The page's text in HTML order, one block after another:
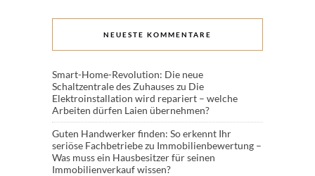
NEUESTE KOMMENTARE
Smart-Home-Revolution: Die neue
Schaltzentrale des Zuhauseszu Die
Elektroinstallation wird repariert – welche
Arbeiten dürfen Laien übernehmen?
Guten Handwerker finden: So erkennt Ihr
seriöse Fachbetriebezu Immobilienbewertung –
Was muss ein Hausbesitzer für seinen
Immobilienverkauf wissen?